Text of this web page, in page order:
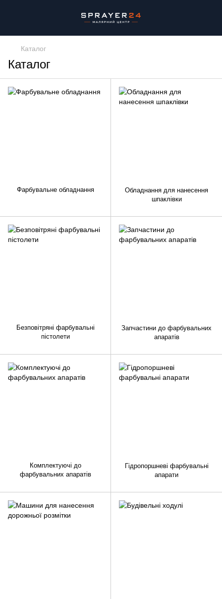
Каталог
Каталог
Фарбувальне обладнання
Обладнання для нанесення
шпаклівки
Безповітряні фарбувальні
пістолети
Запчастини до фарбувальних
апаратів
Комплектуючі до
фарбувальних апаратів
Гідропоршневі фарбувальні
апарати